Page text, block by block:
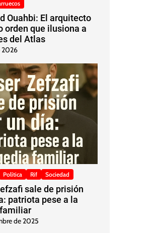
Ouahbi: El arquitecto
orden que ilusiona a
del Atlas
2026
Política Rif Sociedad
sale de prisión
patriota pese a la
de 2025